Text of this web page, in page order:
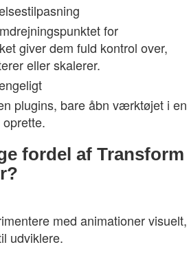
for
giver dem fuld kontrol over,
eller skalerer.
plugins, bare åbn værktøjet i en
fordel af Transform
med animationer visuelt,
udviklere.